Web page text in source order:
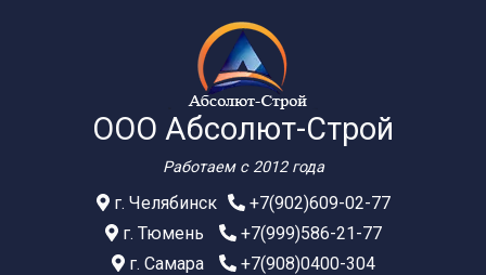
ООО Абсолют-Строй
Работаем с 2012 года
г. Челябинск
+7(902)609-02-77
г. Тюмень
+7(999)586-21-77
г. Самара
+7(908)0400-304